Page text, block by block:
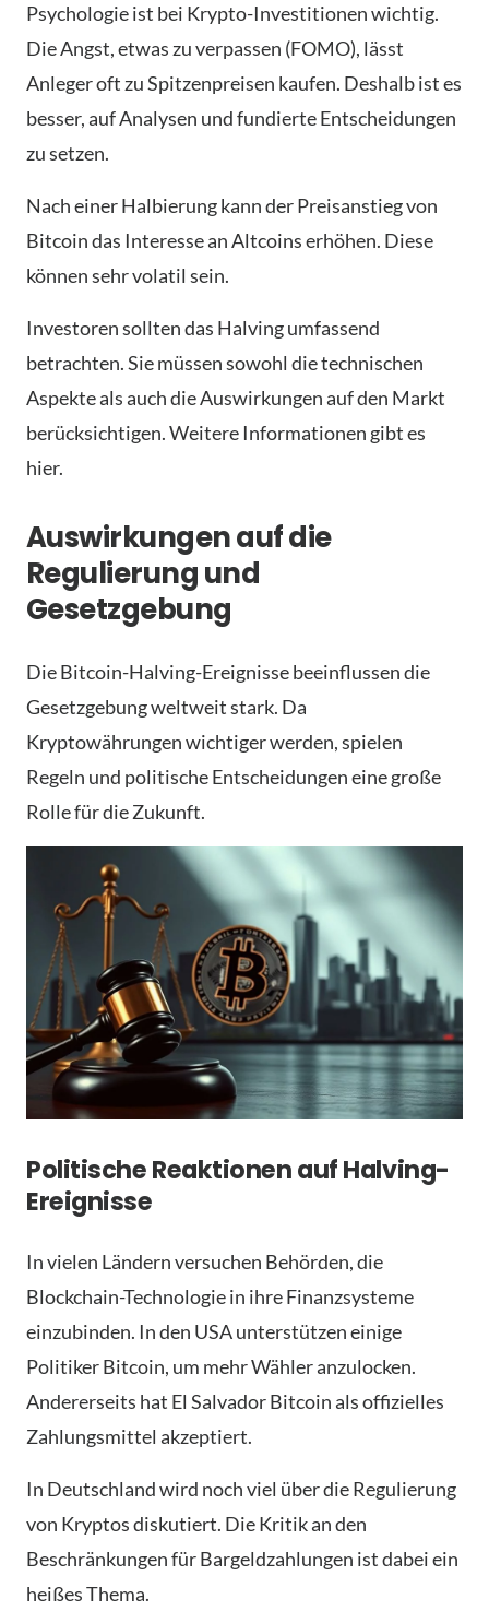
Psychologie ist bei Krypto-Investitionen wichtig.
Die Angst, etwas zu verpassen (FOMO), lässt
Anleger oft zu Spitzenpreisen kaufen. Deshalb ist es
besser, auf Analysen und fundierte Entscheidungen
zu setzen.
Nach einer Halbierung kann der Preisanstieg von
Bitcoin das Interesse an Altcoins erhöhen. Diese
können sehr volatil sein.
Investoren sollten das Halving umfassend
betrachten. Sie müssen sowohl die technischen
Aspekte als auch die Auswirkungen auf den Markt
berücksichtigen. Weitere Informationen gibt es
hier.
Auswirkungen auf die
Regulierung und
Gesetzgebung
Die Bitcoin-Halving-Ereignisse beeinflussen die
Gesetzgebung weltweit stark. Da
Kryptowährungen wichtiger werden, spielen
Regeln und politische Entscheidungen eine große
Rolle für die Zukunft.
Politische Reaktionen auf Halving-
Ereignisse
In vielen Ländern versuchen Behörden, die
Blockchain-Technologie in ihre Finanzsysteme
einzubinden. In den USA unterstützen einige
Politiker Bitcoin, um mehr Wähler anzulocken.
Andererseits hat El Salvador Bitcoin als offizielles
Zahlungsmittel akzeptiert.
In Deutschland wird noch viel über die Regulierung
von Kryptos diskutiert. Die Kritik an den
Beschränkungen für Bargeldzahlungen ist dabei ein
heißes Thema.